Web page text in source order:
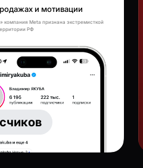
и мотивации
компания Meta признана экстремисткой
РФ